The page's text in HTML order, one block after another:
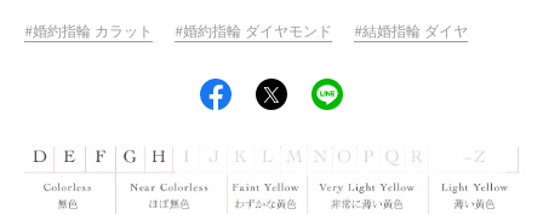
婚約指輪 カラット 婚約指輪 ダイヤモンド 結婚指輪 ダイヤ